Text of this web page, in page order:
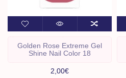
Golden Rose Extreme Gel
Shine Nail Color 18
2,00€